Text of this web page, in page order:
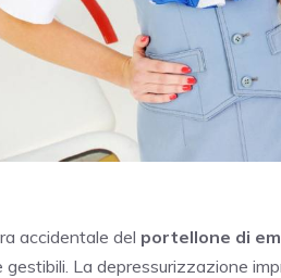
accidentale del portellone di
La depressurizzazione